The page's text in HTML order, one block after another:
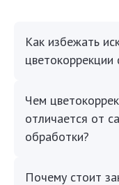
Как избежать
цветокоррекции
Чем
отличается от
обработки?
Почему стоит